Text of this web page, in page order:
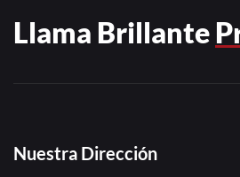
Llama Brillante
Nuestra Dirección